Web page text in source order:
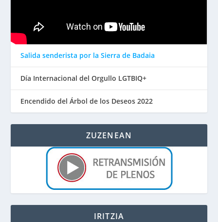
Salida senderista por la Sierra de Badaia
Día Internacional del Orgullo LGTBIQ+
Encendido del Árbol de los Deseos 2022
ZUZENEAN
IRITZIA